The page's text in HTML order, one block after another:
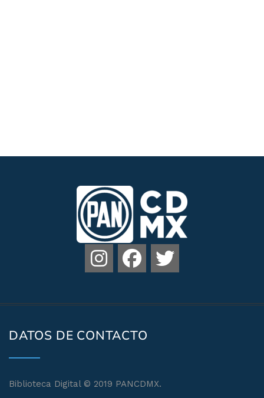
DATOS DE CONTACTO
Biblioteca Digital © 2019 PANCDMX.